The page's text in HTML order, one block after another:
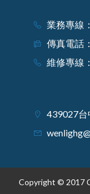
業務專線
傳真電話
維修專線
439027台
Copyright © 2017